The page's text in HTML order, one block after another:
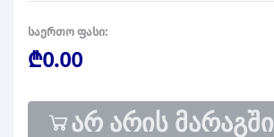
საერთო ფასი:
₾0.00
არ არის მარაგში